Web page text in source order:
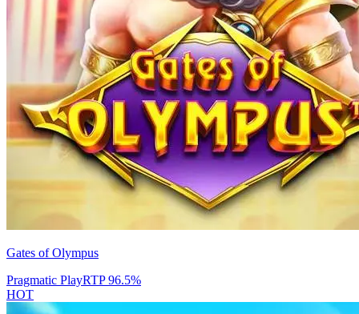
Gates of Olympus
Pragmatic PlayRTP96.5%
HOT